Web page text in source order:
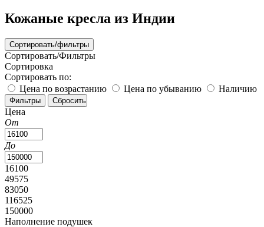
Кожаные кресла из Индии
Сортировать/фильтры
Сортировать/Фильтры
Сортировка
Сортировать по:
Цена по возрастанию
Цена по убыванию Наличию
Цена
От
До
16100
49575
83050
116525
150000
Наполнение подушек